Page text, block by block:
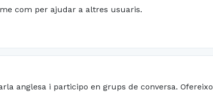
com per ajudar a altres usuaris.
anglesa i participo en grups de conversa. Ofereixo